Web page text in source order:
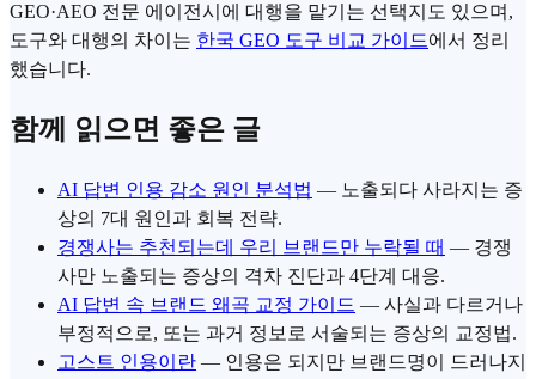
GEO·AEO 전문 에이전시에 대행을 맡기는 선택지도 있으며,
도구와 대행의 차이는 한국 GEO 도구 비교 가이드에서 정리
했습니다.
함께 읽으면 좋은 글
AI 답변 인용 감소 원인 분석법 — 노출되다 사라지는 증
상의 7대 원인과 회복 전략.
경쟁사는 추천되는데 우리 브랜드만 누락될 때 — 경쟁
사만 노출되는 증상의 격차 진단과 4단계 대응.
AI 답변 속 브랜드 왜곡 교정 가이드 — 사실과 다르거나
부정적으로, 또는 과거 정보로 서술되는 증상의 교정법.
고스트 인용이란 — 인용은 되지만 브랜드명이 드러나지